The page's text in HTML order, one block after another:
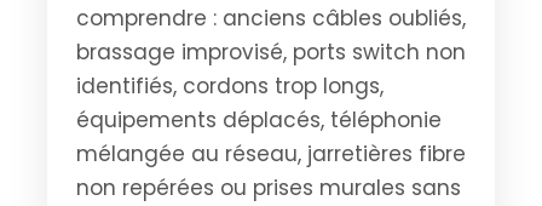
comprendre : anciens câbles oubliés,
brassage improvisé, ports switch non
identifiés, cordons trop longs,
équipements déplacés, téléphonie
mélangée au réseau, jarretières fibre
non repérées ou prises murales sans